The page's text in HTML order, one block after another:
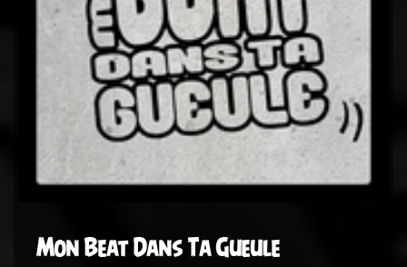
Mon Beat Dans Ta Gueule